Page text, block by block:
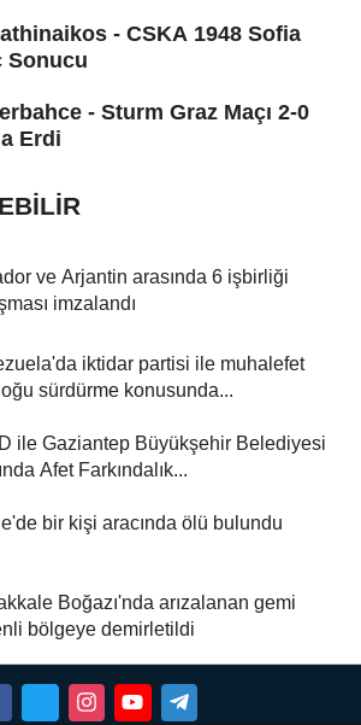
- CSKA 1948 Sofia
Sonucu
- Sturm Graz Maçı 2-0
Erdi
ve Arjantin arasında 6 işbirliği
imzalandı
iktidar partisi ile muhalefet
sürdürme konusunda...
ile Gaziantep Büyükşehir Belediyesi
Afet Farkındalık...
bir kişi aracında ölü bulundu
Boğazı'nda arızalanan gemi
bölgeye demirletildi